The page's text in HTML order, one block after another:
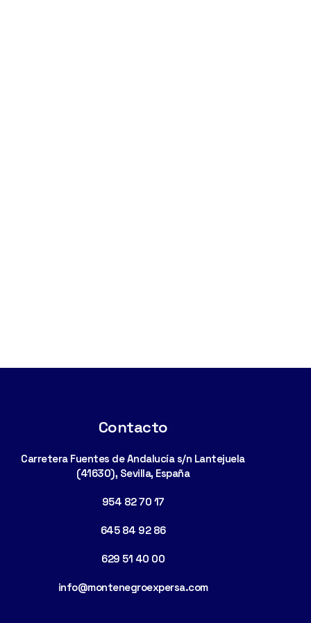
Contacto
Carretera Fuentes de Andalucía s/n Lantejuela
(41630), Sevilla, España
954 82 70 17
645 84 92 86
629 51 40 00
info@montenegroexpersa.com